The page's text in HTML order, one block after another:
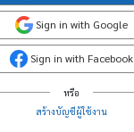
Sign in with Google
Sign in with Facebook
หรือ
สร้างบัญชีผู้ใช้งาน